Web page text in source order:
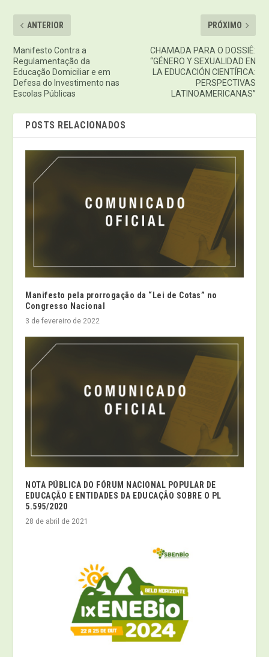
ANTERIOR
Manifesto Contra a
Regulamentação da
Educação Domiciliar e em
Defesa do Investimento nas
Escolas Públicas
PRÓXIMO
CHAMADA PARA O DOSSIÊ:
“GÉNERO Y SEXUALIDAD EN
LA EDUCACIÓN CIENTÍFICA:
PERSPECTIVAS
LATINOAMERICANAS”
POSTS RELACIONADOS
Manifesto pela prorrogação da “Lei de Cotas” no
Congresso Nacional
3 de fevereiro de 2022
NOTA PÚBLICA DO FÓRUM NACIONAL POPULAR DE
EDUCAÇÃO E ENTIDADES DA EDUCAÇÃO SOBRE O PL
5.595/2020
28 de abril de 2021